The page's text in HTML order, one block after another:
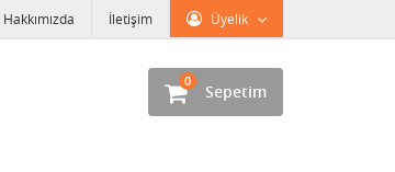
Üyelik
Hakkımızda İletişim
Sepetim
0